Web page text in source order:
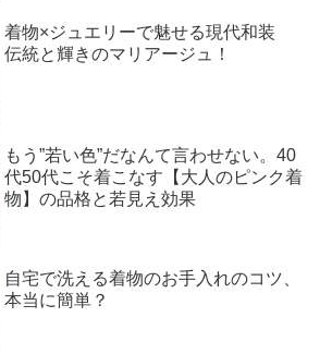
着物×ジュエリーで魅せる現代和装
伝統と輝きのマリアージュ！
もう”若い色”だなんて言わせない。40
代50代こそ着こなす【大人のピンク着
物】の品格と若見え効果
自宅で洗える着物のお手入れのコツ、
本当に簡単？